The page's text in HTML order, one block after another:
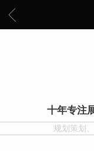
十年专注
规划策划